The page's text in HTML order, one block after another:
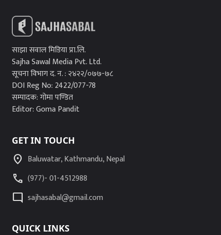
साझा सवाल मिडिया प्रा.लि.
Sajha Sawal Media Pvt. Ltd.
सूचना विभाग द. न. : २४२२/०७७-७८
DOI Reg No: 2422/077-78
सम्पादक: गोमा पण्डित
Editor: Goma Pandit
GET IN TOUCH
location_on Baluwatar, Kathmandu, Nepal
call (977)- 01-4512988
mode_comment sajhasabal@gmail.com
QUICK LINKS